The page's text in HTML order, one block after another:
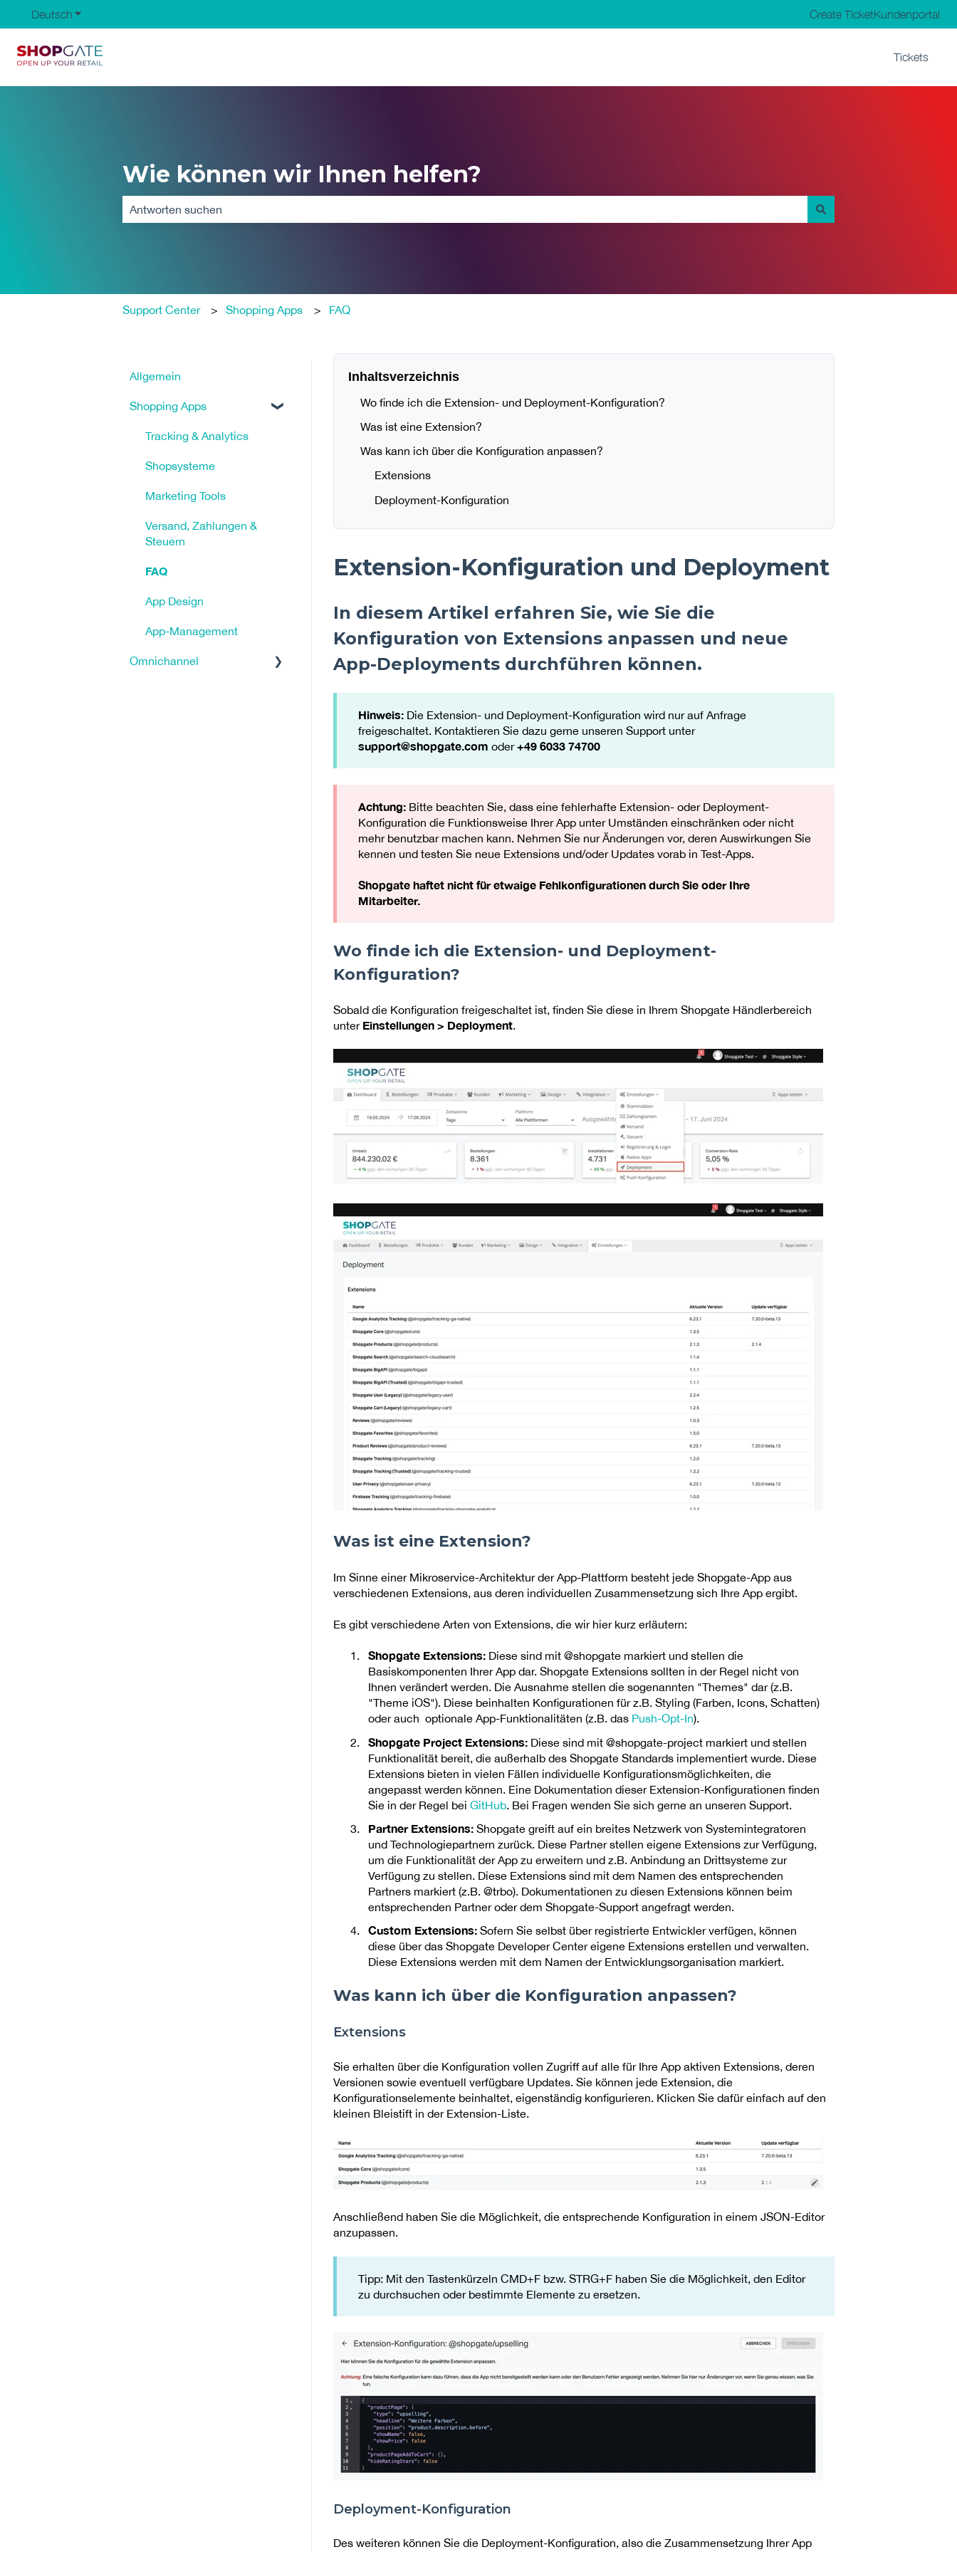
Deutsch Untermenü für Übersetzungen anzeigen Create TicketKundenportal
Tickets
Wie können wir Ihnen helfen?
Support Center Shopping Apps FAQ
Inhaltsverzeichnis
Wo finde ich die Extension- und Deployment-Konfiguration?
Was ist eine Extension?
Was kann ich über die Konfiguration anpassen?
Extensions
Deployment-Konfiguration
Extension-Konfiguration und Deployment
In diesem Artikel erfahren Sie, wie Sie die
Konfiguration von Extensions anpassen und neue
App-Deployments durchführen können.
Hinweis: Die Extension- und Deployment-Konfiguration wird nur auf Anfrage
freigeschaltet. Kontaktieren Sie dazu gerne unseren Support unter
support@shopgate.com oder+49 6033 74700
Achtung: Bitte beachten Sie, dass eine fehlerhafte Extension- oder Deployment-
Konfiguration die Funktionsweise Ihrer App unter Umständen einschränken oder nicht
mehr benutzbar machen kann. Nehmen Sie nur Änderungen vor, deren Auswirkungen Sie
kennen und testen Sie neue Extensions und/oder Updates vorab in Test-Apps.
Shopgate haftet nicht für etwaige Fehlkonfigurationen durch Sie oder Ihre
Mitarbeiter.
Wo finde ich die Extension- und Deployment-
Konfiguration?
Sobald die Konfiguration freigeschaltet ist, finden Sie diese in Ihrem Shopgate Händlerbereich
unter Einstellungen > Deployment.
Was ist eine Extension?
Im Sinne einer Mikroservice-Architektur der App-Plattform besteht jede Shopgate-App aus
verschiedenen Extensions, aus deren individuellen Zusammensetzung sich Ihre App ergibt.
Es gibt verschiedene Arten von Extensions, die wir hier kurz erläutern:
Shopgate Extensions:Diese sind mit @shopgate markiert und stellen die
Basiskomponenten Ihrer App dar. Shopgate Extensions sollten in der Regel nicht von
Ihnen verändert werden. Die Ausnahme stellen die sogenannten "Themes" dar (z.B.
"Theme iOS"). Diese beinhalten Konfigurationen für z.B. Styling (Farben, Icons, Schatten)
oder auch optionale App-Funktionalitäten (z.B. das Push-Opt-In).
Shopgate Project Extensions:Diese sind mit @shopgate-project markiert und stellen
Funktionalität bereit, die außerhalb des Shopgate Standards implementiert wurde. Diese
Extensions bieten in vielen Fällen individuelle Konfigurationsmöglichkeiten, die
angepasst werden können. Eine Dokumentation dieser Extension-Konfigurationen finden
Sie in der Regel bei GitHub. Bei Fragen wenden Sie sich gerne an unseren Support.
Partner Extensions:Shopgate greift auf ein breites Netzwerk von Systemintegratoren
und Technologiepartnern zurück. Diese Partner stellen eigene Extensions zur Verfügung,
um die Funktionalität der App zu erweitern und z.B. Anbindung an Drittsysteme zur
Verfügung zu stellen. Diese Extensions sind mit dem Namen des entsprechenden
Partners markiert (z.B. @trbo). Dokumentationen zu diesen Extensions können beim
entsprechenden Partner oder dem Shopgate-Support angefragt werden.
Custom Extensions:Sofern Sie selbst über registrierte Entwickler verfügen, können
diese über das Shopgate Developer Center eigene Extensions erstellen und verwalten.
Diese Extensions werden mit dem Namen der Entwicklungsorganisation markiert.
Was kann ich über die Konfiguration anpassen?
Extensions
Sie erhalten über die Konfiguration vollen Zugriff auf alle für Ihre App aktiven Extensions, deren
Versionen sowie eventuell verfügbare Updates. Sie können jede Extension, die
Konfigurationselemente beinhaltet, eigenständig konfigurieren. Klicken Sie dafür einfach auf den
kleinen Bleistift in der Extension-Liste.
Anschließend haben Sie die Möglichkeit, die entsprechende Konfiguration in einem JSON-Editor
anzupassen.
Tipp: Mit den Tastenkürzeln CMD+F bzw. STRG+F haben Sie die Möglichkeit, den Editor
zu durchsuchen oder bestimmte Elemente zu ersetzen.
Deployment-Konfiguration
Des weiteren können Sie die Deployment-Konfiguration, also die Zusammensetzung Ihrer App
Allgemein
Shopping Apps
Tracking & Analytics
Shopsysteme
Marketing Tools
Versand, Zahlungen &
Steuern
FAQ
App Design
App-Management
Omnichannel